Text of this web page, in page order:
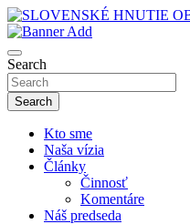
Skip
to
content
SLOVENSKÉ
Search
Search
Kto sme
Naša vízia
Články
Činnosť
Komentáre
Náš predseda